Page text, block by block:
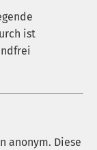
ist
anonym. Diese